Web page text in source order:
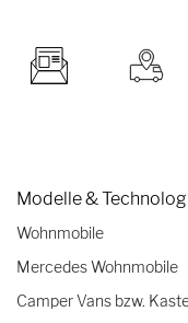
Modelle &
Wohnmobile
Mercedes Wohnmobile
Camper Vans bzw.